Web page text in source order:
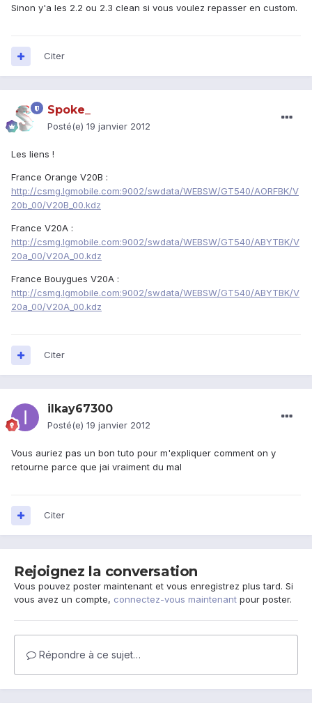
Sinon y'a les 2.2 ou 2.3 clean si vous voulez repasser en custom.
Citer
Spoke_
Posté(e) 19 janvier 2012
Les liens !
France Orange V20B :
http://csmg.lgmobile.com:9002/swdata/WEBSW/GT540/AORFBK/V
20b_00/V20B_00.kdz
France V20A :
http://csmg.lgmobile.com:9002/swdata/WEBSW/GT540/ABYTBK/V
20a_00/V20A_00.kdz
France Bouygues V20A :
http://csmg.lgmobile.com:9002/swdata/WEBSW/GT540/ABYTBK/V
20a_00/V20A_00.kdz
Citer
ilkay67300
Posté(e) 19 janvier 2012
Vous auriez pas un bon tuto pour m'expliquer comment on y
retourne parce que jai vraiment du mal
Citer
Rejoignez la conversation
Vous pouvez poster maintenant et vous enregistrez plus tard. Si
vous avez un compte, connectez-vous maintenant pour poster.
Répondre à ce sujet…